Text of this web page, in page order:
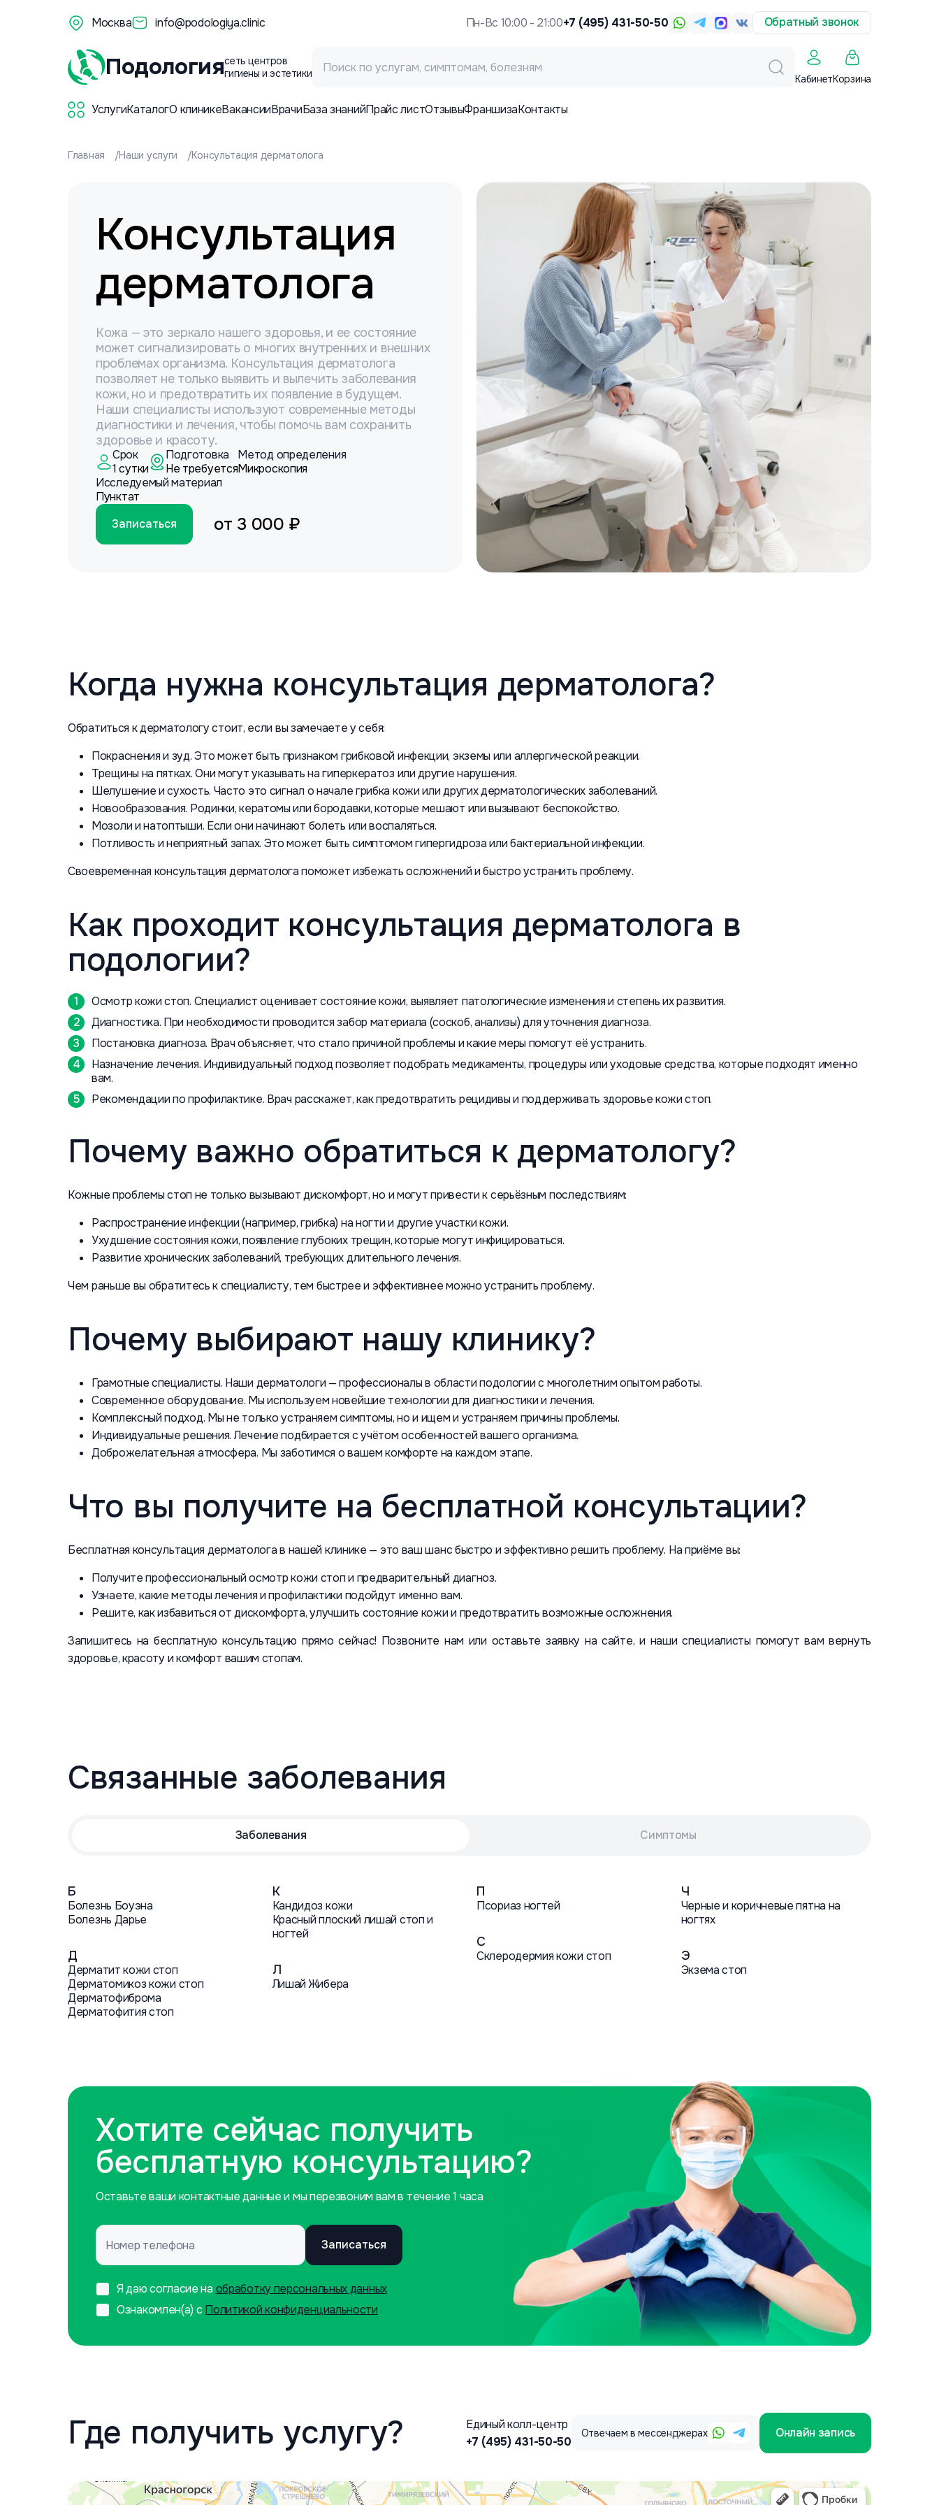
Москва info@podologiya.clinic Пн-Вс 10:00 - 21:00+7 (495) 431-50-50 Обратный звонок
Подологиясеть центров
гигиены и эстетики
КабинетКорзина
УслугиКаталогО клиникеВакансииВрачиБаза знанийПрайс листОтзывыФраншизаКонтакты
Главная Наши услуги Консультация дерматолога
Консультация
дерматолога
Кожа — это зеркало нашего здоровья, и ее состояние
может сигнализировать о многих внутренних и внешних
проблемах организма. Консультация дерматолога
позволяет не только выявить и вылечить заболевания
кожи, но и предотвратить их появление в будущем.
Наши специалисты используют современные методы
диагностики и лечения, чтобы помочь вам сохранить
здоровье и красоту.
Срок
1 сутки
Подготовка
Не требуется
Метод определения
Микроскопия
Исследуемый материал
Пунктат
Записаться
от 3 000 ₽
Когда нужна консультация дерматолога?
Обратиться к дерматологу стоит, если вы замечаете у себя:
Покраснения и зуд. Это может быть признаком грибковой инфекции, экземы или аллергической реакции.
Трещины на пятках. Они могут указывать на гиперкератоз или другие нарушения.
Шелушение и сухость. Часто это сигнал о начале грибка кожи или других дерматологических заболеваний.
Новообразования. Родинки, кератомы или бородавки, которые мешают или вызывают беспокойство.
Мозоли и натоптыши. Если они начинают болеть или воспаляться.
Потливость и неприятный запах. Это может быть симптомом гипергидроза или бактериальной инфекции.
Своевременная консультация дерматолога поможет избежать осложнений и быстро устранить проблему.
Как проходит консультация дерматолога в
подологии?
Осмотр кожи стоп. Специалист оценивает состояние кожи, выявляет патологические изменения и степень их развития.
Диагностика. При необходимости проводится забор материала (соскоб, анализы) для уточнения диагноза.
Постановка диагноза. Врач объясняет, что стало причиной проблемы и какие меры помогут её устранить.
Назначение лечения. Индивидуальный подход позволяет подобрать медикаменты, процедуры или уходовые средства, которые подходят именно
вам.
Рекомендации по профилактике. Врач расскажет, как предотвратить рецидивы и поддерживать здоровье кожи стоп.
Почему важно обратиться к дерматологу?
Кожные проблемы стоп не только вызывают дискомфорт, но и могут привести к серьёзным последствиям:
Распространение инфекции (например, грибка) на ногти и другие участки кожи.
Ухудшение состояния кожи, появление глубоких трещин, которые могут инфицироваться.
Развитие хронических заболеваний, требующих длительного лечения.
Чем раньше вы обратитесь к специалисту, тем быстрее и эффективнее можно устранить проблему.
Почему выбирают нашу клинику?
Грамотные специалисты. Наши дерматологи — профессионалы в области подологии с многолетним опытом работы.
Современное оборудование. Мы используем новейшие технологии для диагностики и лечения.
Комплексный подход. Мы не только устраняем симптомы, но и ищем и устраняем причины проблемы.
Индивидуальные решения. Лечение подбирается с учётом особенностей вашего организма.
Доброжелательная атмосфера. Мы заботимся о вашем комфорте на каждом этапе.
Что вы получите на бесплатной консультации?
Бесплатная консультация дерматолога в нашей клинике — это ваш шанс быстро и эффективно решить проблему. На приёме вы:
Получите профессиональный осмотр кожи стоп и предварительный диагноз.
Узнаете, какие методы лечения и профилактики подойдут именно вам.
Решите, как избавиться от дискомфорта, улучшить состояние кожи и предотвратить возможные осложнения.
Запишитесь на бесплатную консультацию прямо сейчас! Позвоните нам или оставьте заявку на сайте, и наши специалисты помогут вам вернуть
здоровье, красоту и комфорт вашим стопам.
Связанные заболевания
Заболевания Симптомы
Б
Болезнь Боуэна
Болезнь Дарье
Д
Дерматит кожи стоп
Дерматомикоз кожи стоп
Дерматофиброма
Дерматофития стоп
К
Кандидоз кожи
Красный плоский лишай стоп и
ногтей
Л
Лишай Жибера
П
Псориаз ногтей
С
Склеродермия кожи стоп
Ч
Черные и коричневые пятна на
ногтях
Э
Экзема стоп
Хотите сейчас получить
бесплатную консультацию?
Оставьте ваши контактные данные и мы перезвоним вам в течение 1 часа
Номер телефона Записаться
Я даю согласие на обработку персональных данных
Ознакомлен(а) с Политикой конфиденциальности
Где получить услугу?
Единый колл-центр
+7 (495) 431-50-50
Отвечаем в мессенджерах Онлайн запись